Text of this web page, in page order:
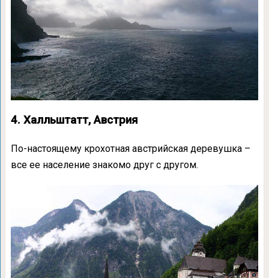
4. Халльштатт, Австрия
По-настоящему крохотная австрийская деревушка –
все ее население знакомо друг с другом.